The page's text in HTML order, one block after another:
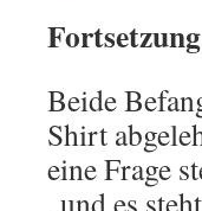
Beide
Shirt
eine Frage
„und es